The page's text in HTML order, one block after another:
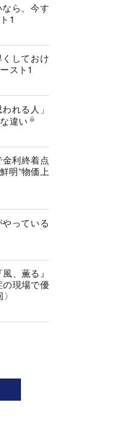
なら、今す
1
しておけ
スト1
れる人」
違い
利終着点
明“物価上
っている
、薫る』
の現場で優